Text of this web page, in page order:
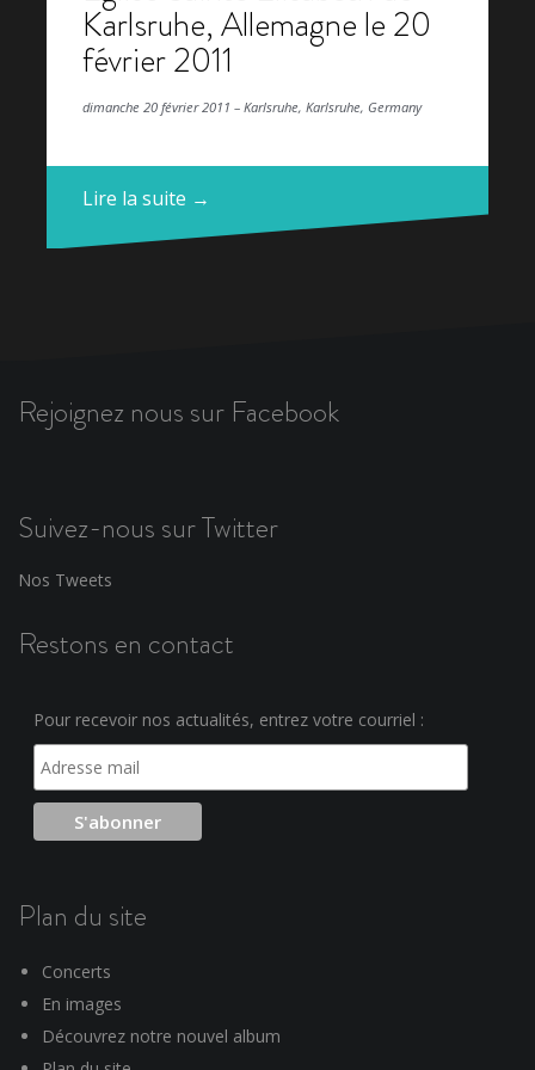
Karlsruhe, Allemagne le 20
février 2011
dimanche 20 février 2011 – Karlsruhe, Karlsruhe, Germany
Lire la suite →
Rejoignez nous sur Facebook
Suivez-nous sur Twitter
Nos Tweets
Restons en contact
Pour recevoir nos actualités, entrez votre courriel :
Plan du site
Concerts
En images
Découvrez notre nouvel album